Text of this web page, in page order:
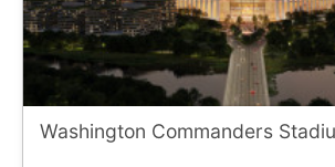
Washington Commanders